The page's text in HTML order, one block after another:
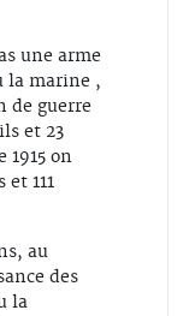
une arme
la marine ,
de guerre
et 23
on
111
au
des
la